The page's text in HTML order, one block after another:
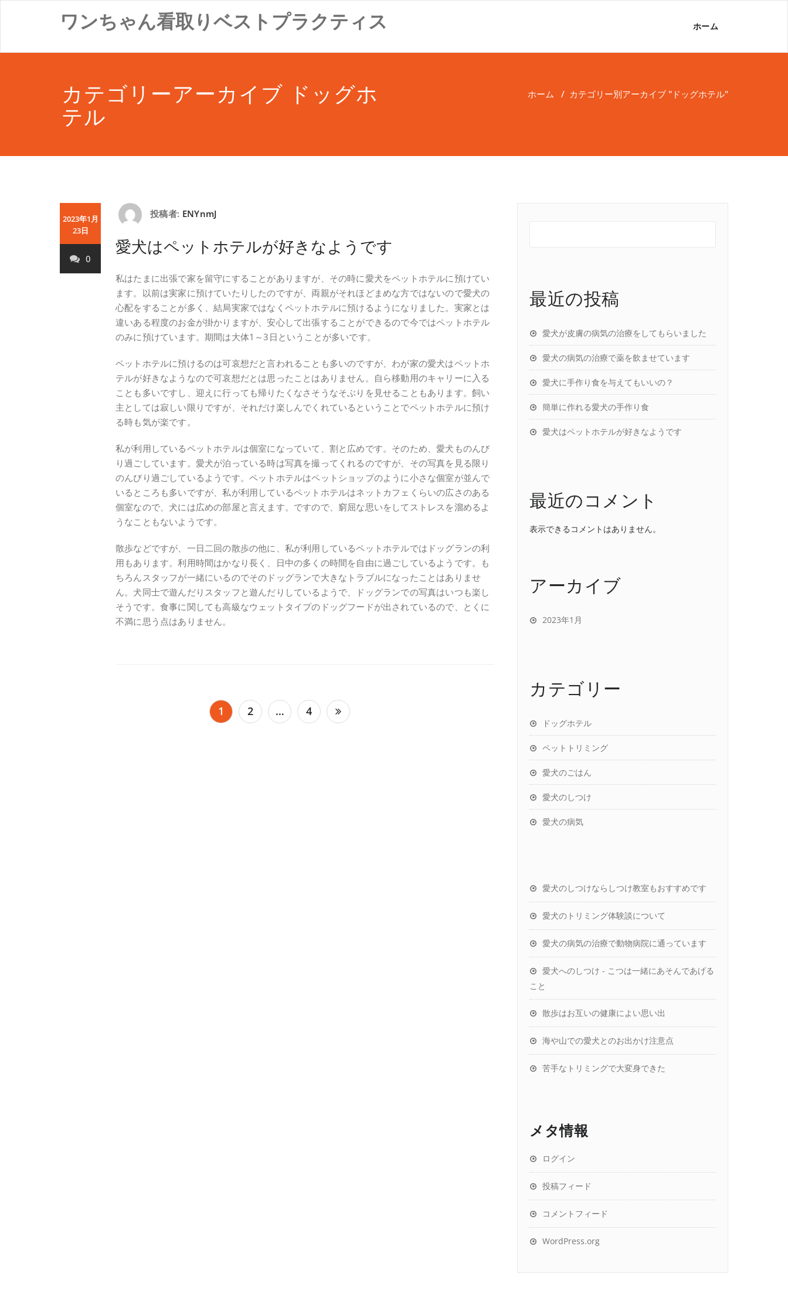
ツ
ワンちゃん看取りベストプラクティス ホーム
カテゴリーアーカイブ ドッグホ
テル
ホーム / カテゴリー別アーカイブ "ドッグホテル"
2023年1月
23日
0
投稿者: ENYnmJ
愛犬はペットホテルが好きなようです
私はたまに出張で家を留守にすることがありますが、その時に愛犬をペットホテルに預けてい
ます。以前は実家に預けていたりしたのですが、両親がそれほどまめな方ではないので愛犬の
心配をすることが多く、結局実家ではなくペットホテルに預けるようになりました。実家とは
違いある程度のお金が掛かりますが、安心して出張することができるので今ではペットホテル
のみに預けています。期間は大体1～3日ということが多いです。
ペットホテルに預けるのは可哀想だと言われることも多いのですが、わが家の愛犬はペットホ
テルが好きなようなので可哀想だとは思ったことはありません。自ら移動用のキャリーに入る
ことも多いですし、迎えに行っても帰りたくなさそうなそぶりを見せることもあります。飼い
主としては寂しい限りですが、それだけ楽しんでくれているということでペットホテルに預け
る時も気が楽です。
私が利用しているペットホテルは個室になっていて、割と広めです。そのため、愛犬ものんび
り過ごしています。愛犬が泊っている時は写真を撮ってくれるのですが、その写真を見る限り
のんびり過ごしているようです。ペットホテルはペットショップのように小さな個室が並んで
いるところも多いですが、私が利用しているペットホテルはネットカフェくらいの広さのある
個室なので、犬には広めの部屋と言えます。ですので、窮屈な思いをしてストレスを溜めるよ
うなこともないようです。
散歩などですが、一日二回の散歩の他に、私が利用しているペットホテルではドッグランの利
用もあります。利用時間はかなり長く、日中の多くの時間を自由に過ごしているようです。も
ちろんスタッフが一緒にいるのでそのドッグランで大きなトラブルになったことはありませ
ん。犬同士で遊んだりスタッフと遊んだりしているようで、ドッグランでの写真はいつも楽し
そうです。食事に関しても高級なウェットタイプのドッグフードが出されているので、とくに
不満に思う点はありません。
1 2 … 4
最近の投稿
愛犬が皮膚の病気の治療をしてもらいました
愛犬の病気の治療で薬を飲ませています
愛犬に手作り食を与えてもいいの？
簡単に作れる愛犬の手作り食
愛犬はペットホテルが好きなようです
最近のコメント
表示できるコメントはありません。
アーカイブ
2023年1月
カテゴリー
ドッグホテル
ペットトリミング
愛犬のごはん
愛犬のしつけ
愛犬の病気
愛犬のしつけならしつけ教室もおすすめです
愛犬のトリミング体験談について
愛犬の病気の治療で動物病院に通っています
愛犬へのしつけ - こつは一緒にあそんであげる
こと
散歩はお互いの健康によい思い出
海や山での愛犬とのお出かけ注意点
苦手なトリミングで大変身できた
メタ情報
ログイン
投稿フィード
コメントフィード
WordPress.org